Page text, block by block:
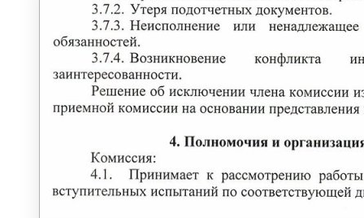
ЭКОНОМИЧЕСКИЙ ФАКУЛЬТЕТ
Деканат экономического факультета
Кафедра менеджмента
Кафедра прикладной математики и
Кафедра экономики
Кафедра экономики и менеджмента